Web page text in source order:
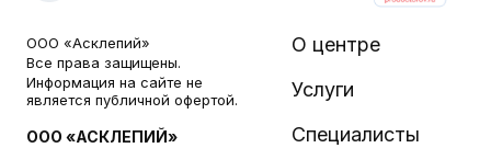
ООО «Асклепий»
Все права защищены.
Информация на сайте не
является публичной офертой.
ООО «АСКЛЕПИЙ»
О центре
Услуги
Специалисты